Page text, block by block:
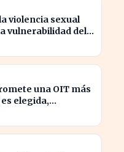
violencia sexual
vulnerabilidad del
una OIT más
elegida,